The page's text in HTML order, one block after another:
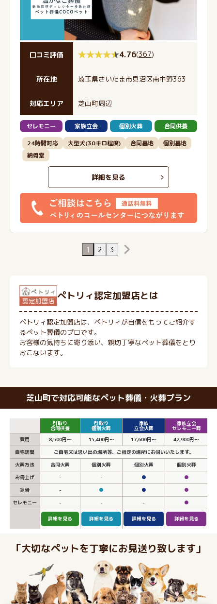
口コミ評価 4.76(367)
所在地 埼玉県さいたま市見沼区南中野363
対応エリア 芝山町周辺
セレモニー 家族立会 個別火葬 合同供養
24時間対応 大型犬(30キロ程度) 合同墓地
個別墓地
納骨堂
詳細を見る
1 2 3
ぺトリィ認定加盟店とは
ペトリィ認定加盟店は、ペトリィが自信をもってご紹介す
るペット葬儀のプロです。
お客様の気持ちに寄り添い、親切丁寧なペット葬儀をとり
おこないます。
芝山町で対応可能なペット葬儀・火葬プラン
引取り
合同供養
引取り
個別火葬
家族
立会火葬
家族立会
セレモニー葬
費用
8,500円～ 15,400円～ 17,600円～
42,900円～
自宅訪問
ご自宅又は思い出の場所等、ご指定の場所にお伺いいたします。
火葬方法
合同火葬 個別火葬 個別火葬
個別火葬
お骨上げ
- - ●
●
返骨
- ● ●
●
セレモニー
- - - ●
詳細を見る 詳細を見る 詳細を見る 詳細を見る
「大切なペットを丁寧にお見送り致します」